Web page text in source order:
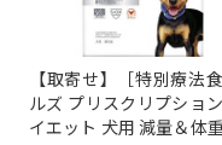
【取寄せ】［特別療法
ルズ プリスクリプショ
イエット 犬用 減量＆体